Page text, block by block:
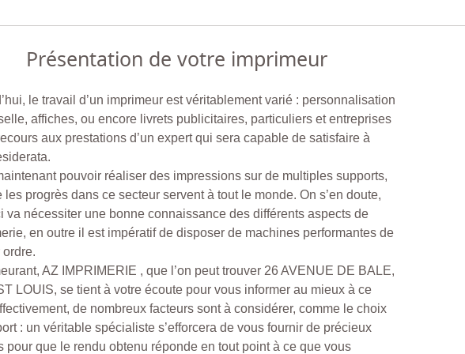
Présentation de votre imprimeur
le travail d’un imprimeur est véritablement varié : personnalisation
affiches, ou encore livrets publicitaires, particuliers et entreprises
aux prestations d’un expert qui sera capable de satisfaire à
pouvoir réaliser des impressions sur de multiples supports,
les progrès dans ce secteur servent à tout le monde. On s’en doute,
va nécessiter une bonne connaissance des différents aspects de
en outre il est impératif de disposer de machines performantes de
ordre.
AZ IMPRIMERIE , que l’on peut trouver 26 AVENUE DE BALE,
LOUIS, se tient à votre écoute pour vous informer au mieux à ce
de nombreux facteurs sont à considérer, comme le choix
: un véritable spécialiste s’efforcera de vous fournir de précieux
pour que le rendu obtenu réponde en tout point à ce que vous